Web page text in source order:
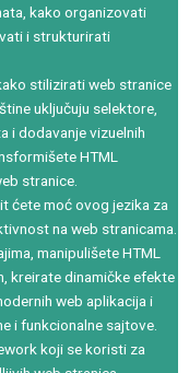
kako organizovati
i strukturirati
stilizirati web stranice
uključuju selektore,
i dodavanje vizuelnih
HTML
stranice.
ćete moć ovog jezika za
na web stranicama.
manipulišete HTML
kreirate dinamičke efekte
web aplikacija i
i funkcionalne sajtove.
koji se koristi za